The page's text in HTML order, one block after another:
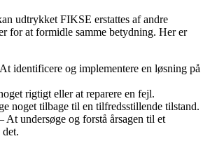
udtrykket FIKSE erstattes af andre
for at formidle samme betydning. Her er
identificere og implementere en løsning på
rigtigt eller at reparere en fejl.
noget tilbage til en tilfredsstillende tilstand.
At undersøge og forstå årsagen til et